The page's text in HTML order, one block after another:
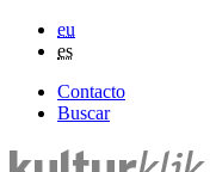
eu
es
Contacto
Buscar